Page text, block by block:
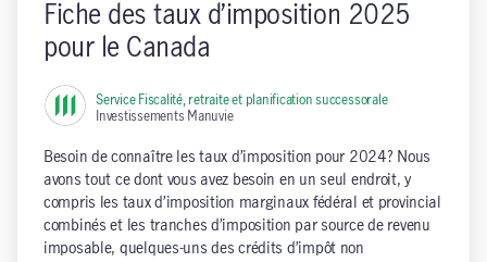
Fiche des taux d’imposition 2025
pour le Canada
Service Fiscalité, retraite et planification successorale,
Investissements Manuvie
Besoin de connaître les taux d’imposition pour 2024? Nous
avons tout ce dont vous avez besoin en un seul endroit, y
compris les taux d’imposition marginaux fédéral et provincial
combinés et les tranches d’imposition par source de revenu
imposable, quelques-uns des crédits d’impôt non